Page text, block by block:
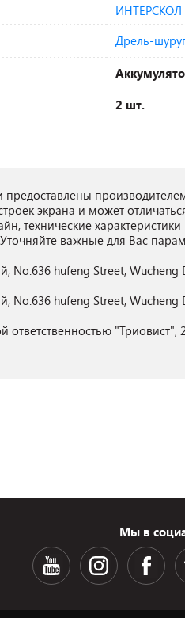
ИНТЕРСКОЛ
Дрель-
2 шт.
экрана и может
технические
важные для Вас
No.636 hufeng Street,
No.636 hufeng Street,
ответственностью "Триовист",
Мы в